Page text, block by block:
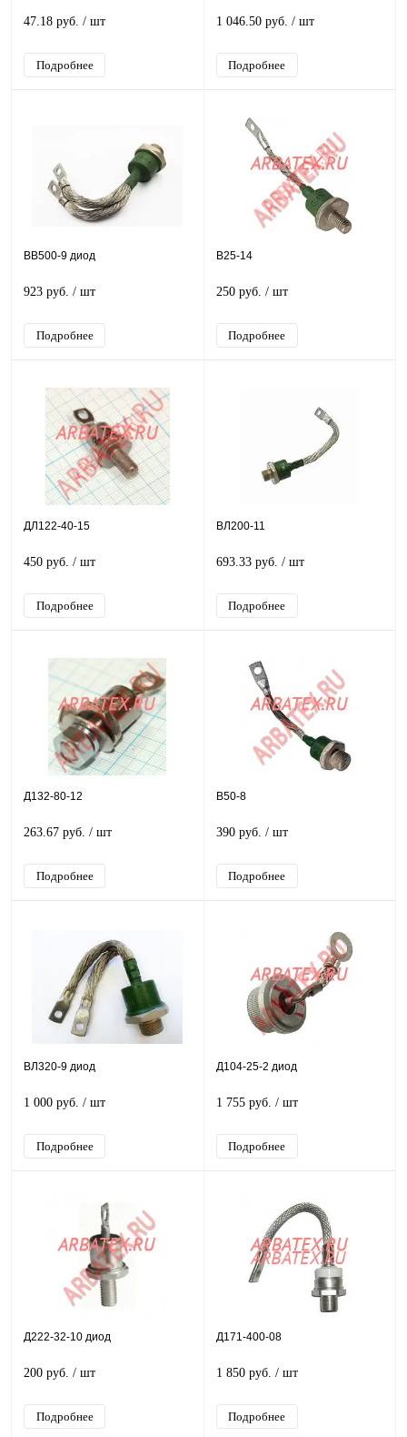
47.18 руб. / шт
Подробнее
1 046.50 руб. / шт
Подробнее
ВВ500-9 диод
923 руб. / шт
Подробнее
В25-14
250 руб. / шт
Подробнее
ДЛ122-40-15
450 руб. / шт
Подробнее
ВЛ200-11
693.33 руб. / шт
Подробнее
Д132-80-12
263.67 руб. / шт
Подробнее
В50-8
390 руб. / шт
Подробнее
ВЛ320-9 диод
1 000 руб. / шт
Подробнее
Д104-25-2 диод
1 755 руб. / шт
Подробнее
Д222-32-10 диод
200 руб. / шт
Подробнее
Д171-400-08
1 850 руб. / шт
Подробнее